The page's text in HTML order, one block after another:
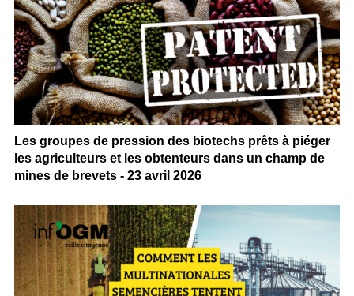
Les groupes de pression des biotechs prêts à piéger
les agriculteurs et les obtenteurs dans un champ de
mines de brevets - 23 avril 2026